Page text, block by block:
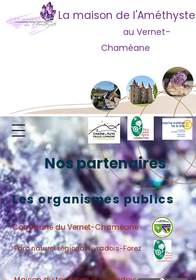
La maison de l'Améthyste
au Vernet-
Chaméane
Nos partenaires
Les organismes publics
Commune du Vernet-Chaméane
Parc naturel régional Livradois-Forez